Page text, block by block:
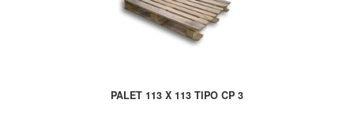
PALET 113 X 113 TIPO CP 3